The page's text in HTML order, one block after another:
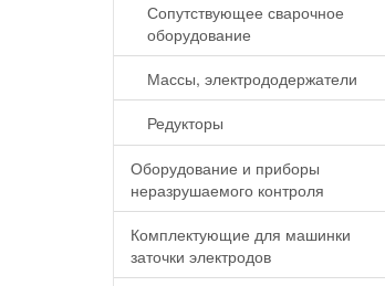
Сопутствующее сварочное
оборудование
Массы, электрододержатели
Редукторы
Оборудование и приборы
неразрушаемого контроля
Комплектующие для машинки
заточки электродов